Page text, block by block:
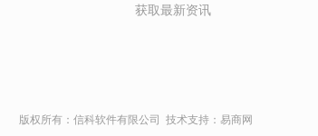
获取最新资讯
版权所有：信科软件有限公司 技术支持：易商网